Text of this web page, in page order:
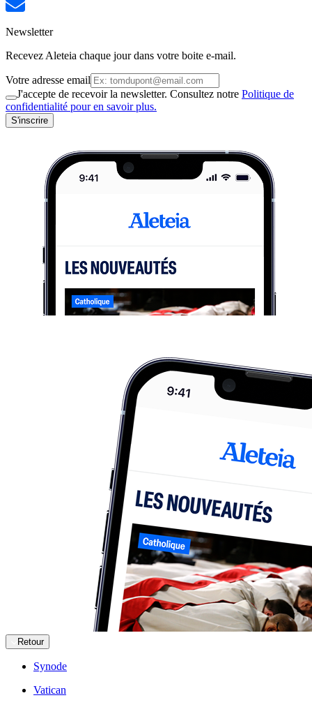
Newsletter
Recevez Aleteia chaque jour dans votre boite e-mail.
Votre adresse email
J'accepte de recevoir la newsletter. Consultez notre Politique de
confidentialité pour en savoir plus.
S'inscrire
Retour
Synode
Vatican